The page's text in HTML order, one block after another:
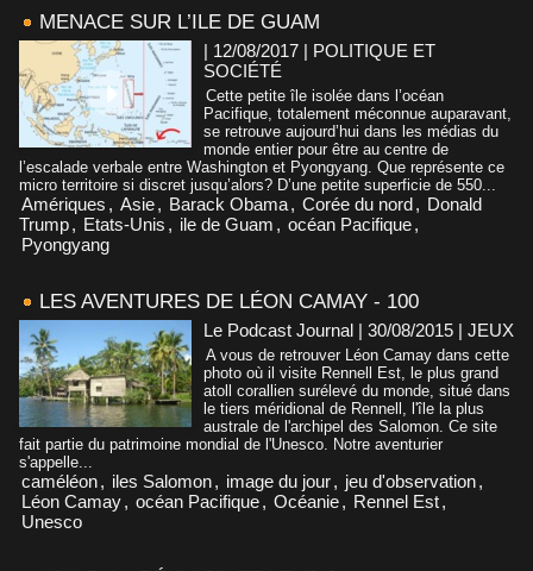
MENACE SUR L’ILE DE GUAM
| 12/08/2017 | POLITIQUE ET
SOCIÉTÉ
Cette petite île isolée dans l’océan
Pacifique, totalement méconnue auparavant,
se retrouve aujourd’hui dans les médias du
monde entier pour être au centre de
l’escalade verbale entre Washington et Pyongyang. Que représente ce
micro territoire si discret jusqu’alors? D’une petite superficie de 550...
Amériques , Asie, Barack Obama, Corée du nord, Donald
Trump, Etats-Unis , ile de Guam , océan Pacifique,
Pyongyang
LES AVENTURES DE LÉON CAMAY - 100
Le Podcast Journal | 30/08/2015 | JEUX
A vous de retrouver Léon Camay dans cette
photo où il visite Rennell Est, le plus grand
atoll corallien surélevé du monde, situé dans
le tiers méridional de Rennell, l'île la plus
australe de l'archipel des Salomon. Ce site
fait partie du patrimoine mondial de l'Unesco. Notre aventurier
s'appelle...
caméléon, iles Salomon, image du jour, jeu d'observation,
Léon Camay, océan Pacifique, Océanie, Rennel Est,
Unesco